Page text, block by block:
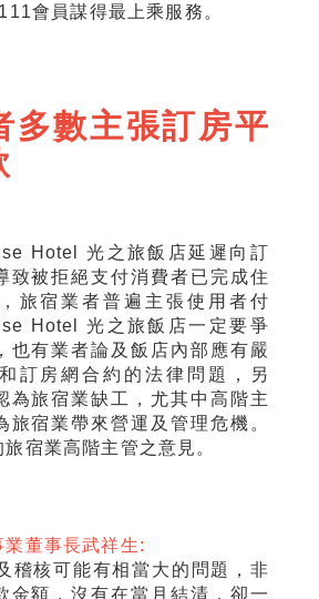
會員謀得最上乘服務。
多數主張訂房平
Hotel 光之旅飯店延遲向訂
致被拒絕支付消費者已完成住
旅宿業者普遍主張使用者付
Hotel 光之旅飯店一定要爭
也有業者論及飯店內部應有嚴
訂房網合約的法律問題，另
為旅宿業缺工，尤其中高階主
旅宿業帶來營運及管理危機。
宿業高階主管之意見。
董事長武祥生:
稽核可能有相當大的問題，非
金額，沒有在當月結清，卻一